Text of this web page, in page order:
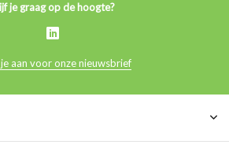
je graag op de hoogte?
aan voor onze nieuwsbrief